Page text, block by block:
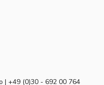
| +49 (0)30 - 692 00 764